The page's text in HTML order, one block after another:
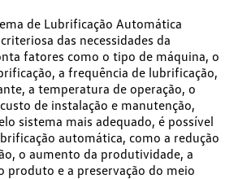
de Lubrificação Automática
das necessidades da
fatores como o tipo de máquina, o
a frequência de lubrificação,
a temperatura de operação, o
de instalação e manutenção,
sistema mais adequado, é possível
automática, como a redução
o aumento da produtividade, a
produto e a preservação do meio